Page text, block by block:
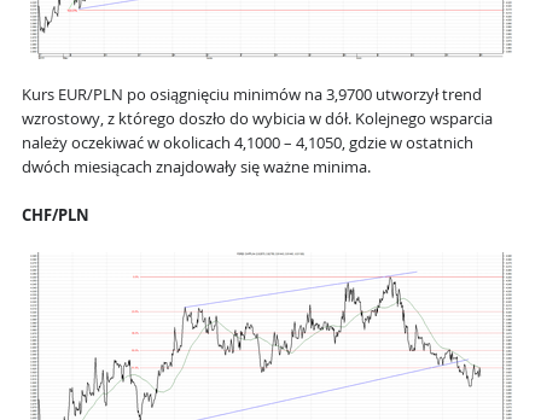
Kurs EUR/PLN po osiągnięciu minimów na 3,9700 utworzył trend
wzrostowy, z którego doszło do wybicia w dół. Kolejnego wsparcia
należy oczekiwać w okolicach 4,1000 – 4,1050, gdzie w ostatnich
dwóch miesiącach znajdowały się ważne minima.
CHF/PLN